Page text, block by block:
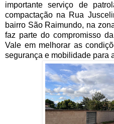
importante serviço de
compactação na Rua
bairro São Raimundo, na
faz parte do compromisso
Vale em melhorar as
segurança e mobilidade para